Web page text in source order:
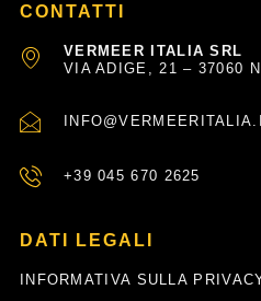
CONTATTI
VERMEER ITALIA SRL
VIA ADIGE, 21 – 37060
+39 045 670 2625
DATI LEGALI
INFORMATIVA SULLA